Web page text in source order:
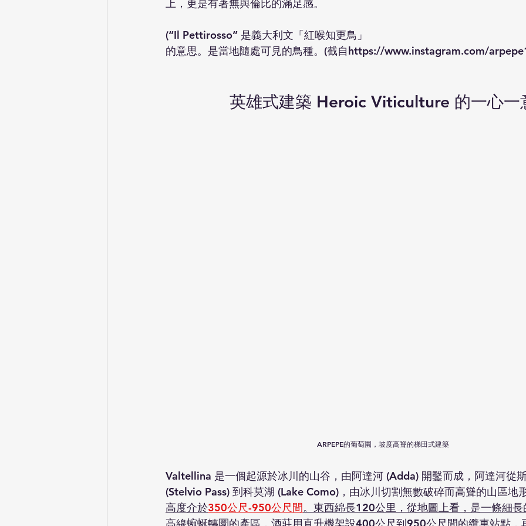
上，更是有著無與倫比的滿足感。
(“Il Pettirosso” 是義大利文「紅喉知更鳥」
的意思。是當地隨處可見的鳥種。(截自https://www.instagram.com/
英雄式建築 Heroic Viticulture 的一心一
ARPEPE的葡萄園，坡度高聳的梯田式建築
Valtellina 是一個起源於冰川的山谷，由阿達河 (Adda) 開鑿而成，阿達河從
(Stelvio Pass) 到科莫湖 (Lake Como)，由冰川切割無數破碎而高聳的山區地形
高度介於350公尺-950公尺間。東西綿長120公里，從地圖上看，是一條細